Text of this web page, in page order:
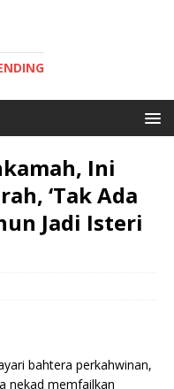
Ini
‘Tak Ada
Jadi Isteri
bahtera perkahwinan,
nekad memfailkan